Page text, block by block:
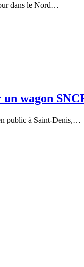
dans le Nord…
wagon
public à Saint-Denis,…